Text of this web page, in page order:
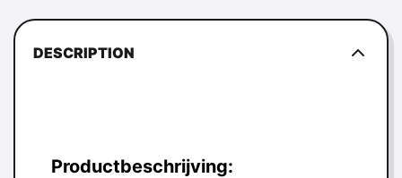
DESCRIPTION
Productbeschrijving: